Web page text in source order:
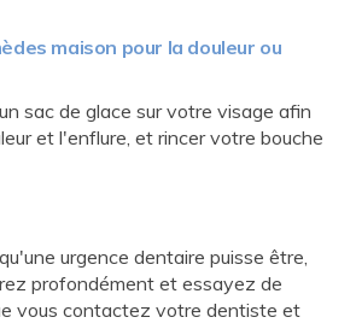
maison pour la douleur ou
sac de glace sur votre visage afin
et l'enflure, et rincer votre bouche
urgence dentaire puisse être,
profondément et essayez de
vous contactez votre dentiste et